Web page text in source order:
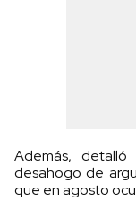
Además,
desahogo de
que en agosto